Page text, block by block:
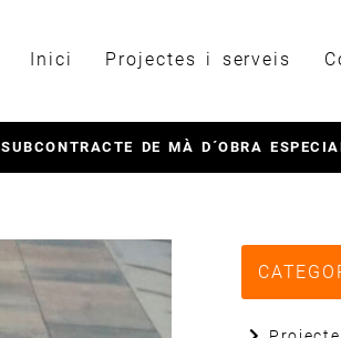
Inici Projectes i serveis
SUBCONTRACTE DE MÀ D´OBRA